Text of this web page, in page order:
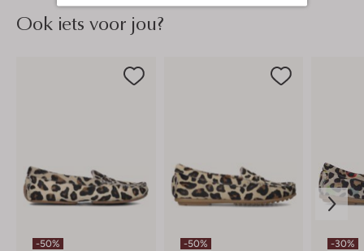
Ook iets voor jou?
-50% -50% -30%